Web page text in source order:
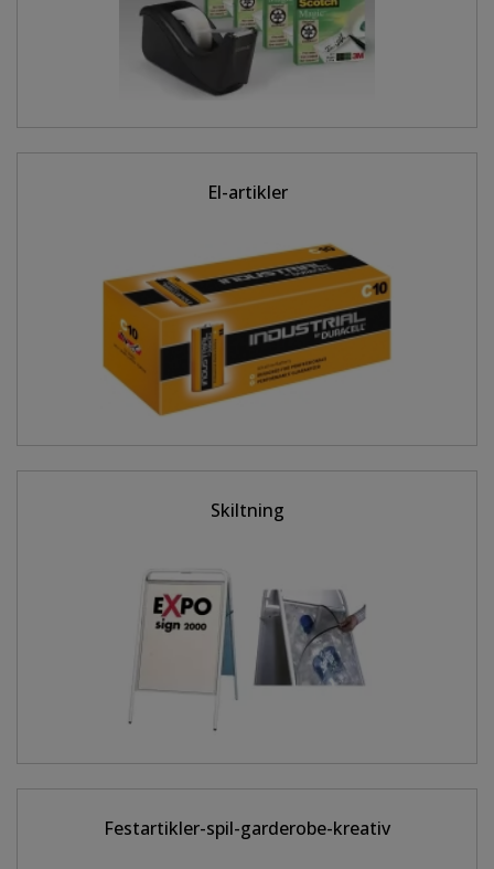
El-artikler
Skiltning
Festartikler-spil-garderobe-kreativ